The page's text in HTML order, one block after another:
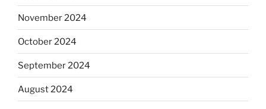
November 2024
October 2024
September 2024
August 2024